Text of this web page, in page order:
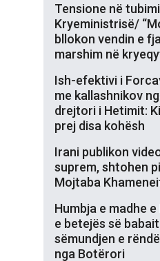
Tensione në
Kryeministrisë/
bllokon vendin e
marshim në
Ish-efektivi i
me kallashnikov
drejtori i Hetimit:
prej disa kohësh
Irani publikon
suprem, shtohen
Mojtaba
Humbja e madhe
e betejës së
sëmundjen e
nga Botërori